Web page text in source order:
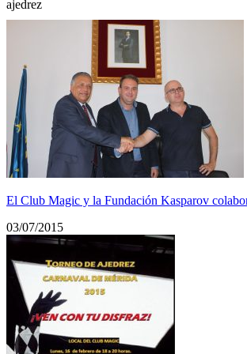
ajedrez
El Club Magic y la Fundación Kasparov
03/07/2015